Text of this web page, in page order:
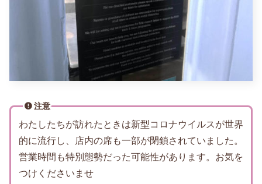
注意
わたしたちが訪れたときは新型コロナウイルスが世界
的に流行し、店内の席も一部が閉鎖されていました。
営業時間も特別態勢だった可能性があります。お気を
つけくださいませ